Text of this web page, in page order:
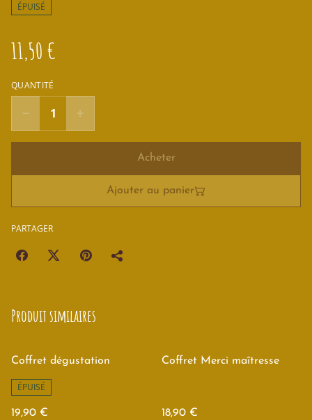
ÉPUISÉ
11,50 €
QUANTITÉ
Acheter
Ajouter au panier
PARTAGER
Produit similaires
Coffret dégustation
ÉPUISÉ
19,90 €
Coffret Merci maîtresse
18,90 €